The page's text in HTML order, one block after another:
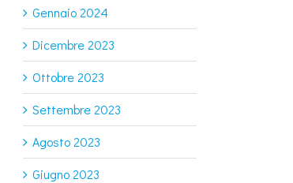
Gennaio 2024
Dicembre 2023
Ottobre 2023
Settembre 2023
Agosto 2023
Giugno 2023